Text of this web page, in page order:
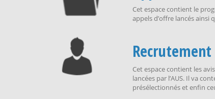
Cet espace contient le
appels d’offre lancés ainsi
Recrutement
Cet espace contient les
lancées par l’AUS. Il va
présélectionnés et enfin